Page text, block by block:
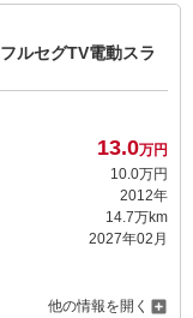
ルセグTV電動スラ
13.0万円
10. 0万円
2012年
14.7万km
2027年02月
他の情報を開く